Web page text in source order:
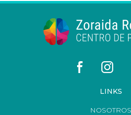
LINKS
NOSOTROS